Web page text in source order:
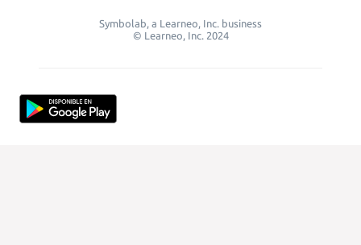
Symbolab, a Learneo, Inc. business
© Learneo, Inc. 2024